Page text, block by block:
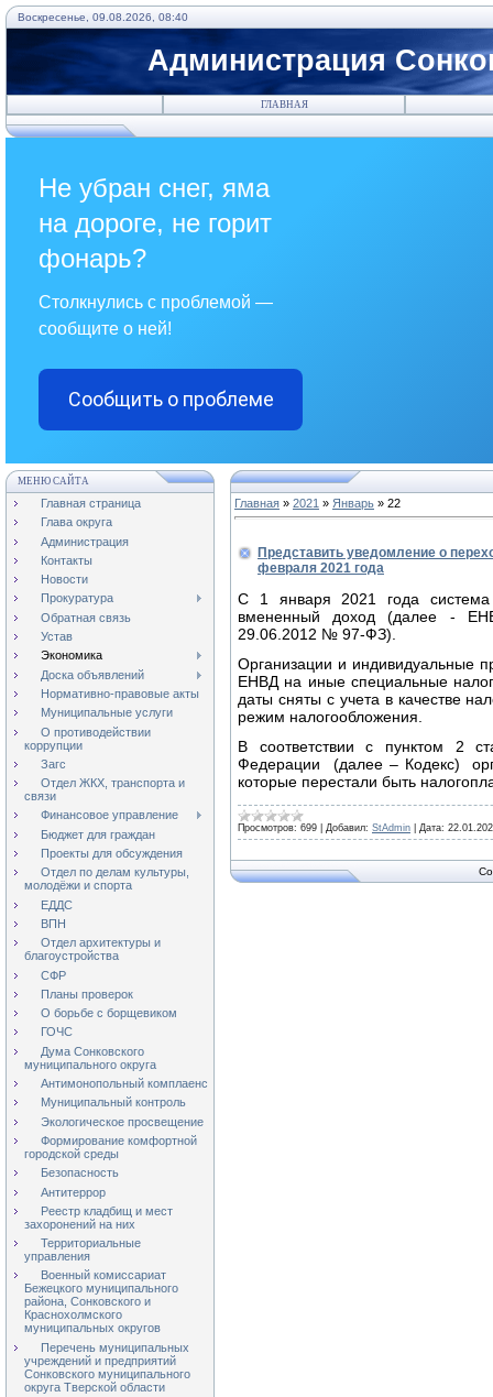
Воскресенье, 09.08.2026, 08:40
Администрация
ГЛАВНАЯ
Не убран снег, яма
на дороге, не горит
фонарь?
Столкнулись с проблемой —
сообщите о ней!
Сообщить о проблеме
МЕНЮ САЙТА
Главная страница
Глава округа
Администрация
Контакты
Новости
Прокуратура
Обратная связь
Устав
Экономика
Доска объявлений
Нормативно-правовые акты
Муниципальные услуги
О противодействии
коррупции
Загс
Отдел ЖКХ, транспорта и
связи
Финансовое управление
Бюджет для граждан
Проекты для обсуждения
Отдел по делам культуры,
молодёжи и спорта
ЕДДС
ВПН
Отдел архитектуры и
благоустройства
СФР
Планы проверок
О борьбе с борщевиком
ГОЧС
Дума Сонковского
муниципального округа
Антимонопольный комплаенс
Муниципальный контроль
Экологическое просвещение
Формирование комфортной
городской среды
Безопасность
Антитеррор
Реестр кладбищ и мест
захоронений на них
Территориальные
управления
Военный комиссариат
Бежецкого муниципального
района, Сонковского и
Краснохолмского
муниципальных округов
Перечень муниципальных
учреждений и предприятий
Сонковского муниципального
округа Тверской области
Главная » 2021 » Январь » 22
Представить уведомление о
февраля 2021 года
С 1 января 2021 года система
вмененный доход (далее -
29.06.2012 № 97-ФЗ).
Организации и индивидуальные
ЕНВД на иные специальные
даты сняты с учета в качестве
режим налогообложения.
В соответствии с пунктом 2
Федерации (далее – Кодекс)
которые перестали быть
Просмотров: 699 Добавил: StAdmin Дата: